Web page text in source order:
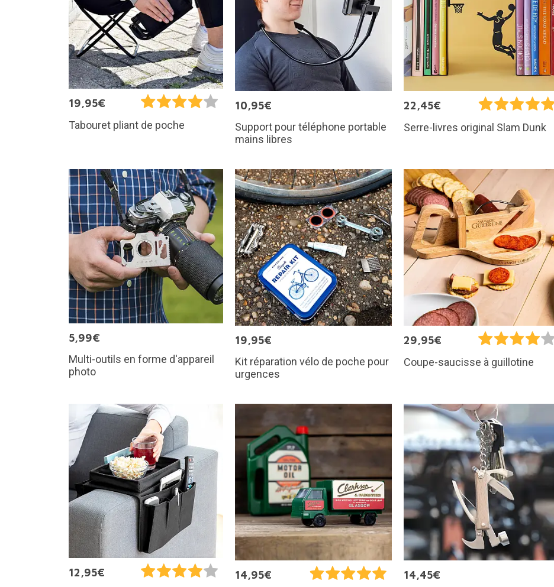
19,95€
Tabouret pliant de poche
10,95€
Support pour téléphone portable
mains libres
22,45€
Serre-livres original Slam Dunk
5,99€
Multi-outils en forme d'appareil
photo
19,95€
Kit réparation vélo de poche pour
urgences
29,95€
Coupe-saucisse à guillotine
12,95€
14,95€
14,45€